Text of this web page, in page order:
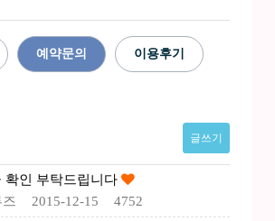
예약문의 이용후기
글쓰기
확인 부탁드립니다
2015-12-15 4752